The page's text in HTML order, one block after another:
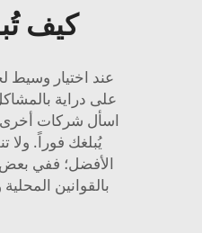
كيف
عند اختيار وسيط
على دراية
اسأل شركات أخرى
يُبلغك فوراً.
الأفضل؛ ففي بعض